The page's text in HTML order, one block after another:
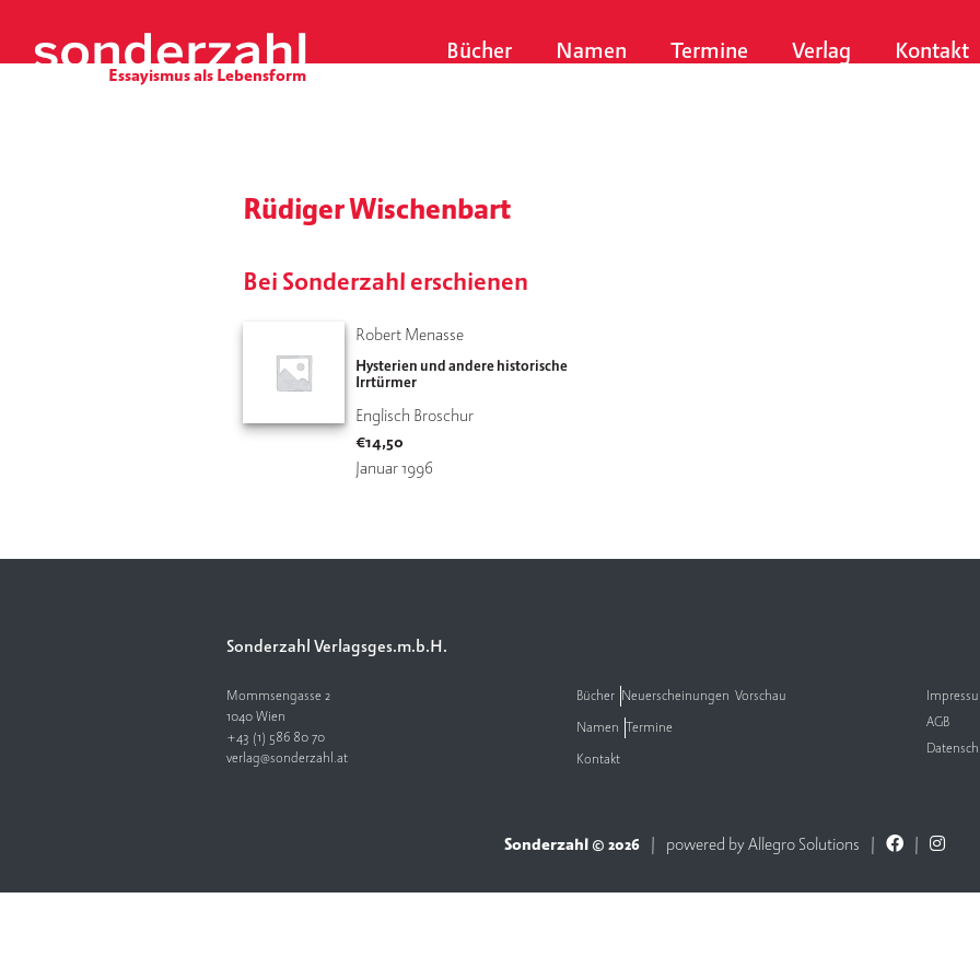
i
Bücher Namen Termine Verlag Kontakt
Rüdiger Wischenbart
Bei Sonderzahl erschienen
Robert Menasse
Hysterien und andere historische
Irrtürmer
Englisch Broschur
€14,50
Januar 1996
Sonderzahl Verlagsges.m.b.H.
Mommsengasse 2
1040 Wien
+43 (1) 586 80 70
verlag@sonderzahl.at
Bücher Neuerscheinungen Vorschau
Namen Termine
Kontakt
AGB
Sonderzahl © 2026 powered byAllegro Solutions